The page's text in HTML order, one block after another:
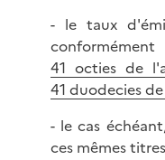
- le taux
41 octies de
41 duodecies
- le cas
ces mêmes